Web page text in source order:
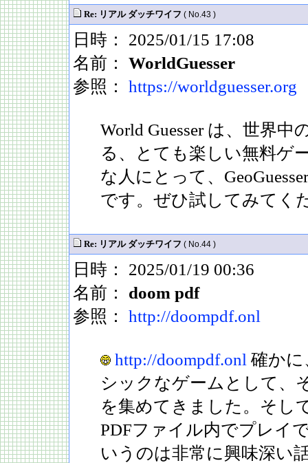
Re: リアル ダッチワイフ ( No.43 )
日時： 2025/01/15 17:08
名前： WorldGuesser
参照： https://worldguesser.org
World Guesser は、世界
る、とても楽しい無料ゲ
な人にとって、
です。ぜひ試してみてく
Re: リアル ダッチワイフ ( No.44 )
日時： 2025/01/19 00:36
名前： doom pdf
参照： http://doompdf.onl
http://doompdf.onl 確かに
シックなゲームとして、
を集めてきました。そし
PDFファイル内でプレイ
いうのは非常に興味深い